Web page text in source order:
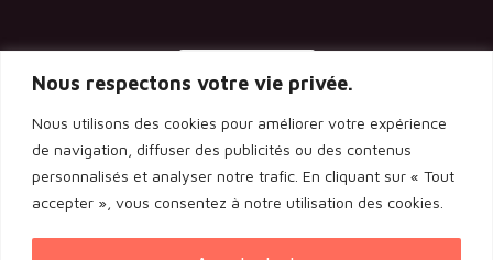
Nous respectons votre vie privée.
Nous utilisons des cookies pour améliorer votre expérience
de navigation, diffuser des publicités ou des contenus
personnalisés et analyser notre trafic. En cliquant sur « Tout
accepter », vous consentez à notre utilisation des cookies.
Les statuts de l’association
Licence d’entrepreneur de spectacle
Rapport de l’assemblée générale 2024